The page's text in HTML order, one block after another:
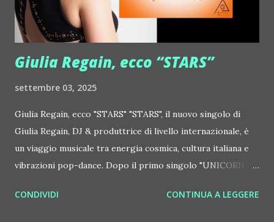
http://www.myspace.com/jonhopkins Le Luci della
Centrale Elettrica Loco Dice ::
http://www.myspace.com/locod...
Giulia Regain, ecco “STARS”
settembre 03, 2025
Giulia Regain, ecco "STARS" "STARS", il nuovo singolo di
Giulia Regain, DJ & produttrice di livello internazionale, è
un viaggio musicale tra energia cosmica, cultura italiana e
vibrazioni pop-dance. Dopo il primo singolo "UNICORN",
seconda release intitolata "STARS", interpretata dalla voce
CONDIVIDI CONTINUA A LEGGERE